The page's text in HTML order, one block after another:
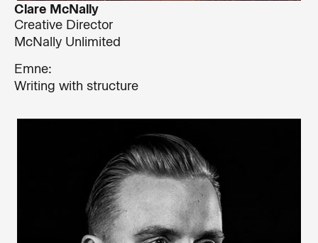
Clare McNally
Creative Director
McNally Unlimited
Emne:
Writing with structure